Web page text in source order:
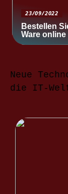
23/09/2022
Bestellen
Ware online
Neue
die IT-